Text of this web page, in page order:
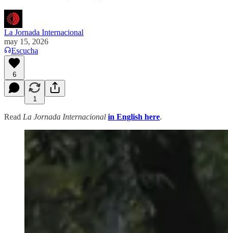
La Jornada Internacional
may 15, 2026
Escucha
6
1
Read La Jornada Internacional in English here.